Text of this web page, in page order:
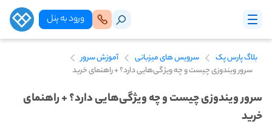
ورود‌ به‌ پنل
بلاگ پارس پک سرویس های میزبانی
آموزش سرور
سرور ویندوزی چیست و چه ویژگی‌هایی دارد؟ + راهنمای خرید
سرور ویندوزی چیست و چه ویژگی‌هایی دارد؟ + راهنمای
خرید